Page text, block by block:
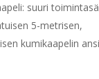
suuri
5-metrisen,
kumikaapelin